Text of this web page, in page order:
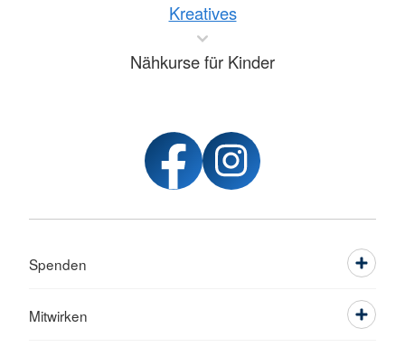
Kreatives
Nähkurse für Kinder
Spenden
Mitwirken